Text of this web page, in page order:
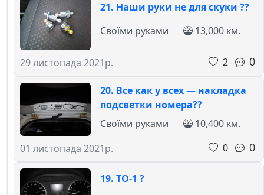
21. Наши руки не для скуки ??
29 листопада 2021р.
Своїми руками 13,000 км.
2 0
20. Все как у всех — накладка
подсветки номера??
01 листопада 2021р.
Своїми руками
10,400 км.
0
0
19. ТО-1 ?